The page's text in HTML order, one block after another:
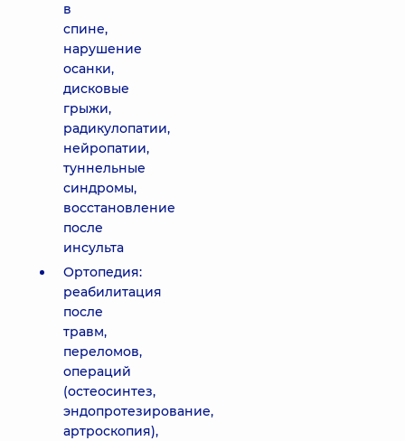
в
спине,
нарушение
осанки,
дисковые
грыжи,
радикулопатии,
нейропатии,
туннельные
синдромы,
восстановление
после
инсульта
Ортопедия:
реабилитация
после
травм,
переломов,
операций
(остеосинтез,
эндопротезирование,
артроскопия),